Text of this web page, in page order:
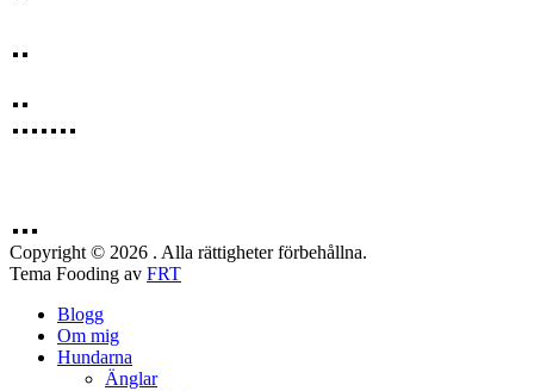
Copyright © 2026 . Alla rättigheter förbehållna.
Tema Fooding av FRT
Blogg
Om mig
Hundarna
Änglar